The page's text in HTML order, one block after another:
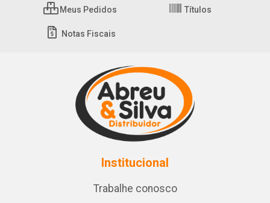
Meus Pedidos Títulos
Notas Fiscais
Institucional
Trabalhe conosco